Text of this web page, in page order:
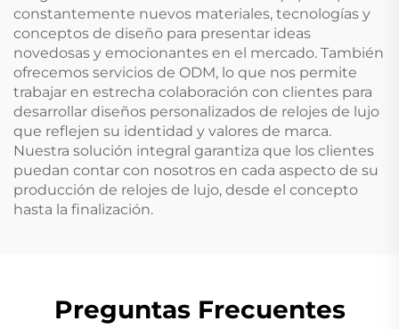
constantemente nuevos materiales, tecnologías y
conceptos de diseño para presentar ideas
novedosas y emocionantes en el mercado. También
ofrecemos servicios de ODM, lo que nos permite
trabajar en estrecha colaboración con clientes para
desarrollar diseños personalizados de relojes de lujo
que reflejen su identidad y valores de marca.
Nuestra solución integral garantiza que los clientes
puedan contar con nosotros en cada aspecto de su
producción de relojes de lujo, desde el concepto
hasta la finalización.
Preguntas Frecuentes